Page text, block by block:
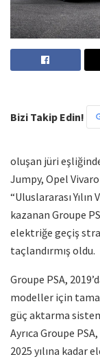
Bizi Takip Edin!
oluşan jüri
Jumpy, Opel
“Uluslararası Yılın
kazanan Groupe
elektriğe geçiş
taçlandırmış oldu.
Groupe PSA,
modeller için
güç aktarma
Ayrıca Groupe
2025 yılına